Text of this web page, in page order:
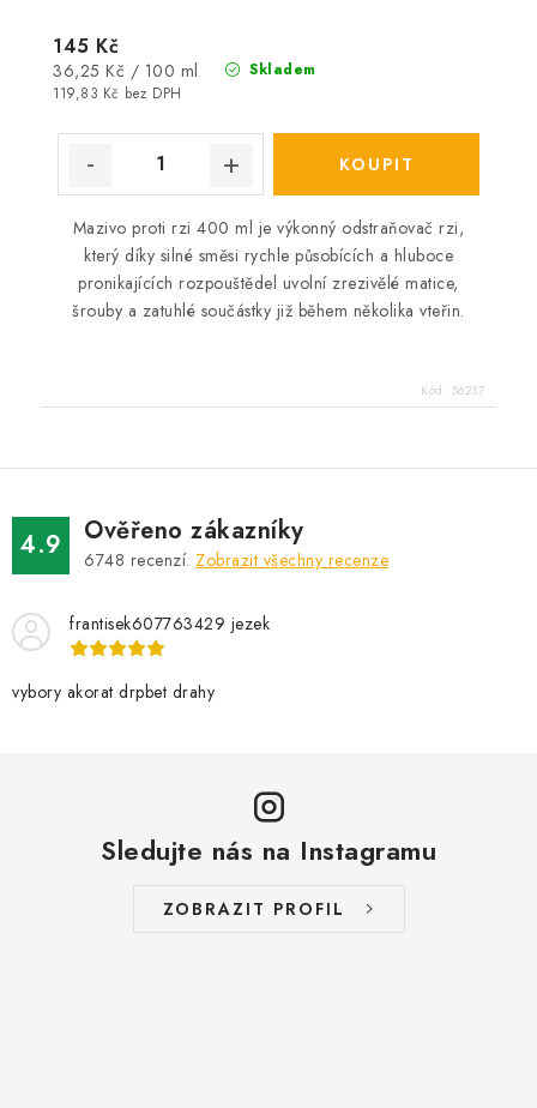
Skladem
119,83 Kč bez DPH
145 Kč
Měrná
cena:
36,25 Kč / 100 ml
Mazivo proti rzi 400 ml je výkonný odstraňovač rzi,
který díky silné směsi rychle působících a hluboce
pronikajících rozpouštědel uvolní zrezivělé matice,
šrouby a zatuhlé součástky již během několika vteřin.
Kód: 56237
4.9 Ověřeno zákazníky
6748 recenzí. Zobrazit všechny recenze
frantisek607763429 jezek
vybory akorat drpbet drahy
Sledujte nás na Instagramu
ZOBRAZIT PROFIL